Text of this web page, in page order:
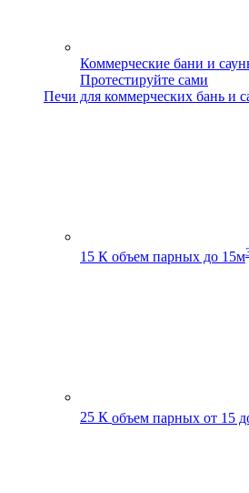
Коммерческие бани и
Протестируйте сами
Печи для коммерческих бань и
15 К объем парных до 15м
25 К объем парных от 15